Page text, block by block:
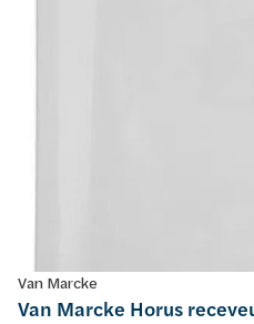
Van Marcke
Van Marcke Horus